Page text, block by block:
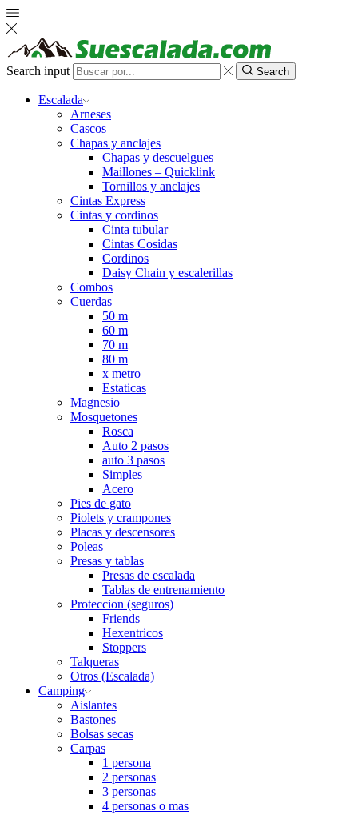
Search input Search
Escalada
Arneses
Cascos
Chapas y anclajes
Chapas y descuelgues
Maillones – Quicklink
Tornillos y anclajes
Cintas Express
Cintas y cordinos
Cinta tubular
Cintas Cosidas
Cordinos
Daisy Chain y escalerillas
Combos
Cuerdas
50 m
60 m
70 m
80 m
x metro
Estaticas
Magnesio
Mosquetones
Rosca
Auto 2 pasos
auto 3 pasos
Simples
Acero
Pies de gato
Piolets y crampones
Placas y descensores
Poleas
Presas y tablas
Presas de escalada
Tablas de entrenamiento
Proteccion (seguros)
Friends
Hexentricos
Stoppers
Talqueras
Otros (Escalada)
Camping
Aislantes
Bastones
Bolsas secas
Carpas
1 persona
2 personas
3 personas
4 personas o mas